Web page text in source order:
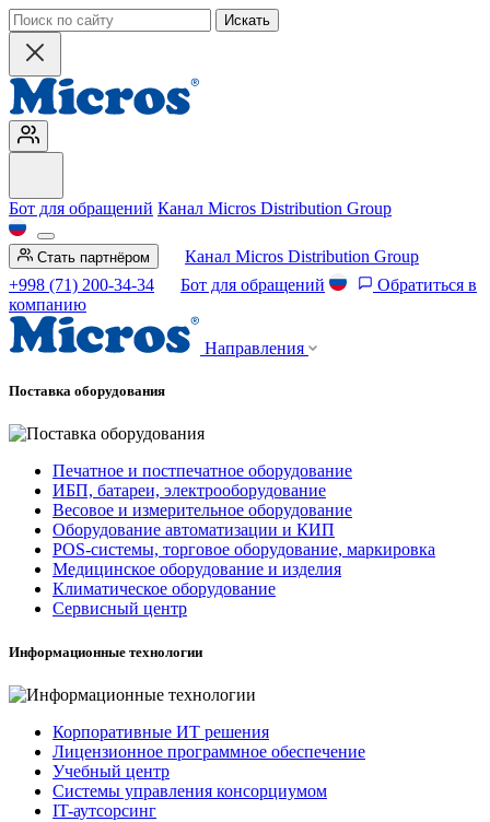
Искать
Бот для обращений Канал Micros Distribution Group
Стать партнёром
Канал Micros Distribution Group
+998 (71) 200-34-34
Бот для обращений
Обратиться в
компанию
Направления
Поставка оборудования
Печатное и постпечатное оборудование
ИБП, батареи, электрооборудование
Весовое и измерительное оборудование
Оборудование автоматизации и КИП
POS-системы, торговое оборудование, маркировка
Медицинское оборудование и изделия
Климатическое оборудование
Сервисный центр
Информационные технологии
Корпоративные ИТ решения
Лицензионное программное обеспечение
Учебный центр
Системы управления консорциумом
IT-аутсорсинг